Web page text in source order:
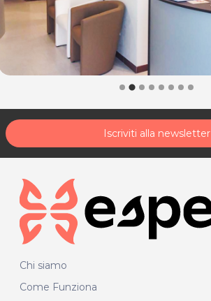
Iscriviti alla newsletter
Chi siamo
Come Funziona